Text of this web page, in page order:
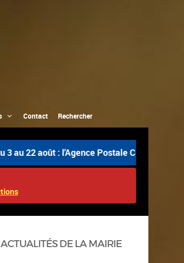
Contact Rechercher
: l'Agence Postale Communale est
ACTUALITÉS DE LA MAIRIE